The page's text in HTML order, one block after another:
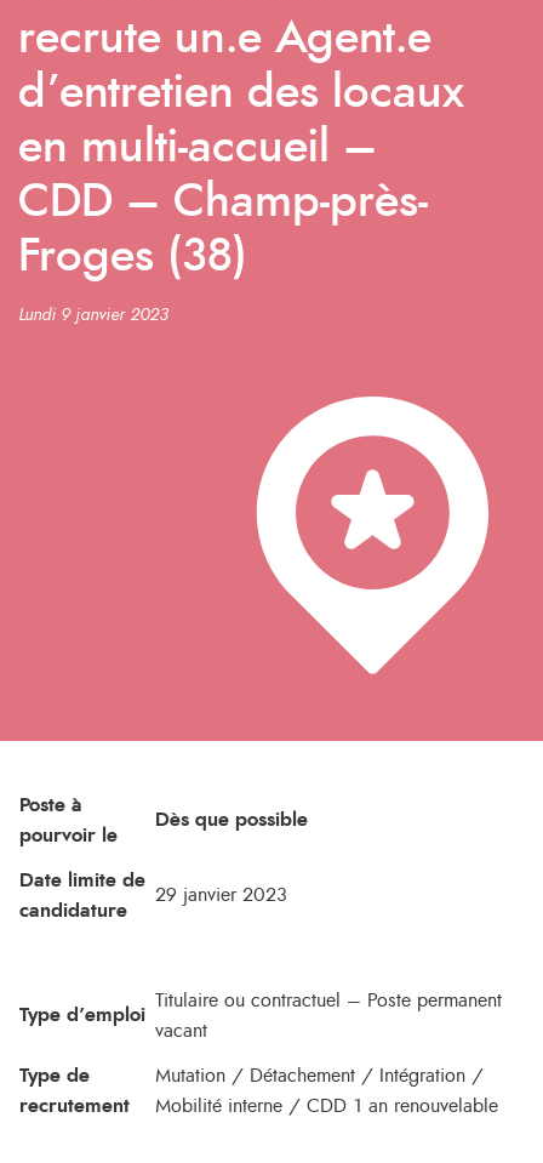
recrute un.e Agent.e
d’entretien des locaux
en multi-accueil –
CDD – Champ-près-
Froges (38)
Lundi 9 janvier 2023
Poste à
pourvoir le
Dès que possible
Date limite de
candidature
29 janvier 2023
Type d’emploi
Titulaire ou contractuel – Poste permanent
vacant
Type de
recrutement
Mutation / Détachement / Intégration /
Mobilité interne / CDD 1 an renouvelable